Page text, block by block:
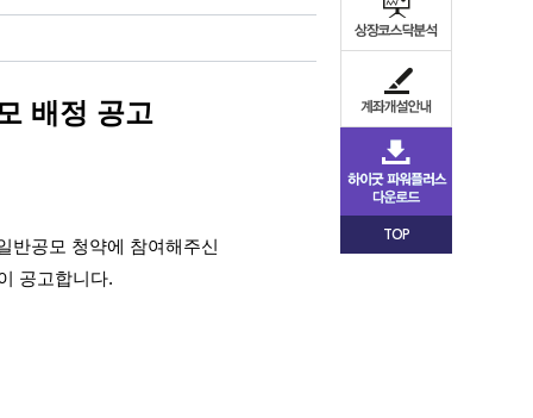
배정 공고
반공모 청약에 참여해주신
공고합니다.
TOP